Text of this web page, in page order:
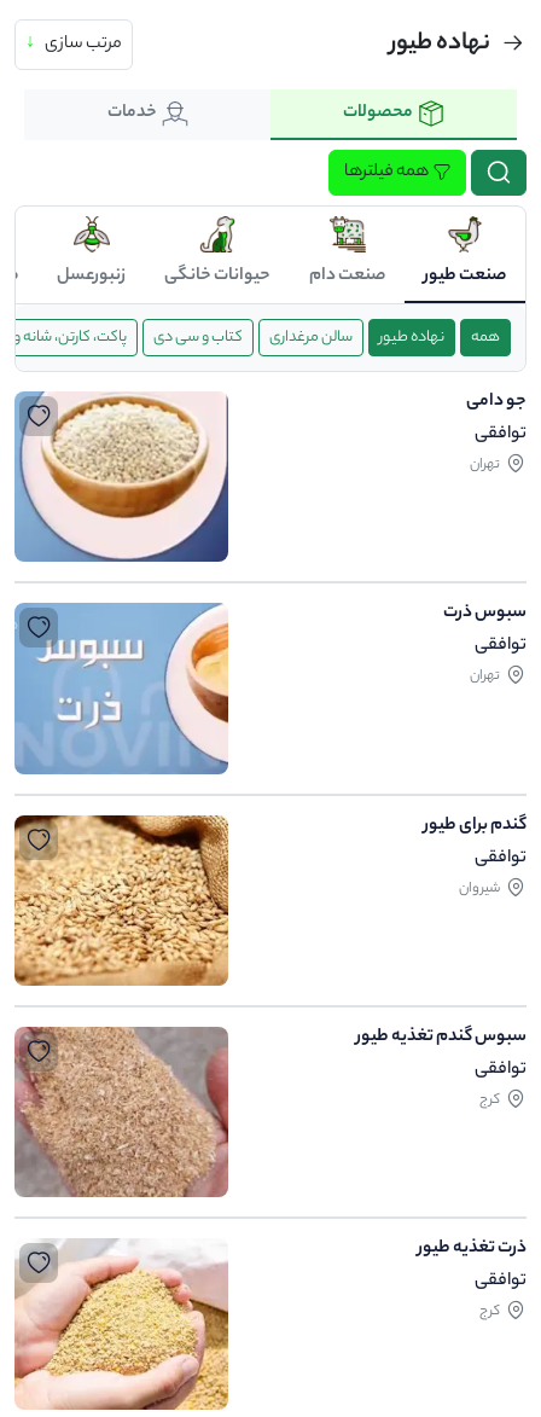
نهاده طیور مرتب سازی ↓
محصولات خدمات
همه فیلترها
صنعت طیور صنعت دام حیوانات خانگی زنبورعسل
همه نهاده طیور سالن مرغداری کتاب و سی دی پاکت، کارتن، شانه و
جو دامی
توافقی
تهران
سبوس ذرت
توافقی
تهران
گندم برای طیور
توافقی
شیروان
سبوس گندم تغذیه طیور
توافقی
کرج
ذرت تغذیه طیور
توافقی
کرج